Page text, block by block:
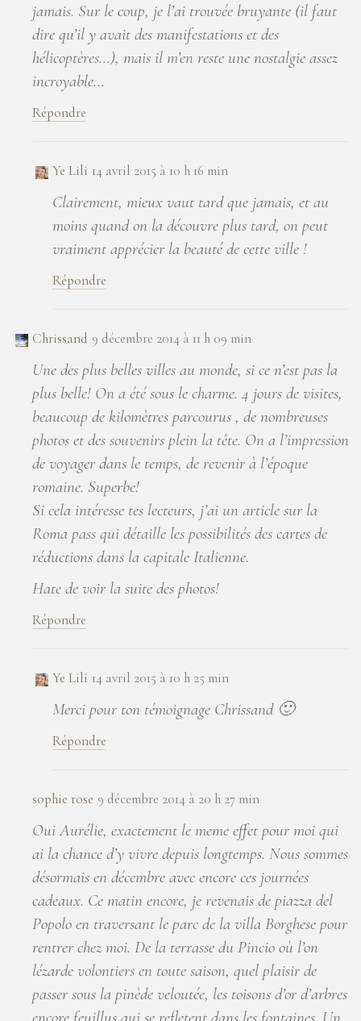
jamais. Sur le coup, je l’ai trouvée bruyante (il faut
dire qu’il y avait des manifestations et des
hélicoptères…), mais il m’en reste une nostalgie assez
incroyable…
Répondre
Ye Lili 14 avril 2015 à 10 h 16 min
Clairement, mieux vaut tard que jamais, et au
moins quand on la découvre plus tard, on peut
vraiment apprécier la beauté de cette ville !
Répondre
Chrissand 9 décembre 2014 à 11 h 09 min
Une des plus belles villes au monde, si ce n’est pas la
plus belle! On a été sous le charme. 4 jours de visites,
beaucoup de kilomètres parcourus , de nombreuses
photos et des souvenirs plein la tête. On a l’impression
de voyager dans le temps, de revenir à l’époque
romaine. Superbe!
Si cela intéresse tes lecteurs, j’ai un article sur la
Roma pass qui détaille les possibilités des cartes de
réductions dans la capitale Italienne.
Hate de voir la suite des photos!
Répondre
Ye Lili 14 avril 2015 à 10 h 25 min
Merci pour ton témoignage Chrissand 🙂
Répondre
sophie rose 9 décembre 2014 à 20 h 27 min
Oui Aurélie, exactement le meme effet pour moi qui
ai la chance d’y vivre depuis longtemps. Nous sommes
désormais en décembre avec encore ces journées
cadeaux. Ce matin encore, je revenais de piazza del
Popolo en traversant le parc de la villa Borghese pour
rentrer chez moi. De la terrasse du Pincio où l’on
lézarde volontiers en toute saison, quel plaisir de
passer sous la pinède veloutée, les toisons d’or d’arbres